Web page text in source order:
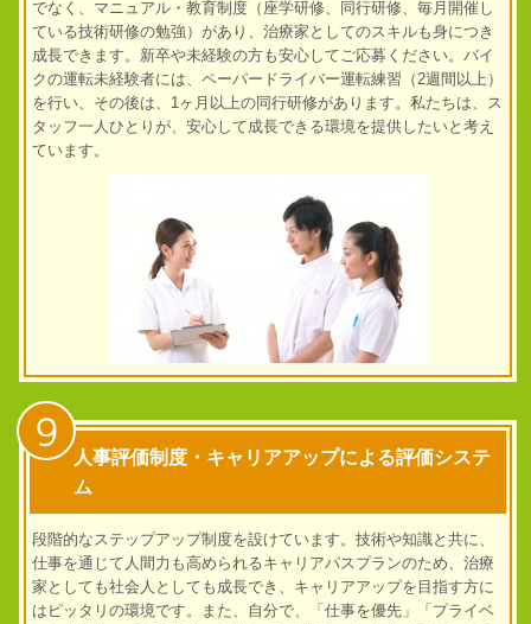
でなく、マニュアル・教育制度（座学研修、同行研修、毎月開催し
ている技術研修の勉強）があり、治療家としてのスキルも身につき
成長できます。 新卒や未経験の方も安心してご応募ください。バイ
クの運転未経験者には、ペーパードライバー運転練習（2週間以上）
を行い、その後は、1ヶ月以上の同行研修があります。 私たちは、ス
タッフ一人ひとりが、安心して成長できる環境を提供したいと考え
ています。
9
人事評価制度・キャリアアップによる評価システ
ム
段階的なステップアップ制度を設けています。技術や知識と共に、
仕事を通じて人間力も高められるキャリアパスプランのため、治療
家としても社会人としても成長でき、キャリアアップを目指す方に
はピッタリの環境です。また、自分で、「仕事を優先」「プライベ